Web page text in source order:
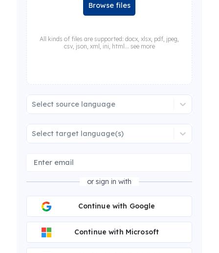
Browse files
All kinds of files are supported: docx, xlsx, pdf, jpeg,
csv, json, xml, ini, html... see more
Select source language
Select target language(s)
or sign in with
Continue with Google
Continue with Microsoft